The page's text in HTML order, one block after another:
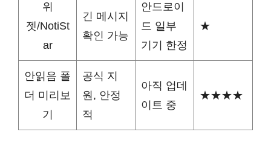
위
젯/NotiSt
ar
긴 메시지
확인 가능
안드로이
드 일부
기기 한정
★
안읽음 폴
더 미리보
기
공식 지
원, 안정
적
아직 업데
이트 중
★★★★